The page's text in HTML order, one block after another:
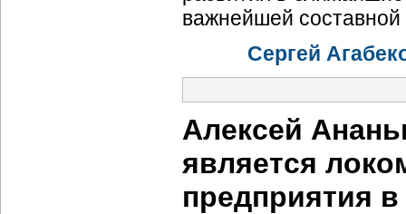
важнейшей составной
Сергей
Алексей
является
предприятия